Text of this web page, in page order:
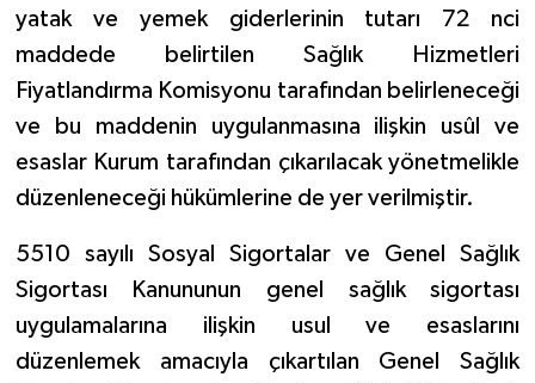
yatak ve yemek giderlerinin tutarı 72 nci
maddede belirtilen Sağlık Hizmetleri
Fiyatlandırma Komisyonu tarafından belirleneceği
ve bu maddenin uygulanmasına ilişkin usûl ve
esaslar Kurum tarafından çıkarılacak yönetmelikle
düzenleneceği hükümlerine de yer verilmiştir.
5510 sayılı Sosyal Sigortalar ve Genel Sağlık
Sigortası Kanununun genel sağlık sigortası
uygulamalarına ilişkin usul ve esaslarını
düzenlemek amacıyla çıkartılan Genel Sağlık